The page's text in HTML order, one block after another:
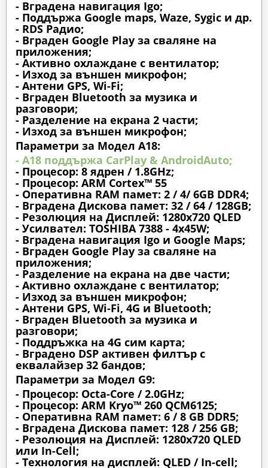
- Вградена навигация Igo;
- Поддържа Google maps, Waze, Sygic и др.
- RDS Радио;
- Вграден Google Play за сваляне на
приложения;
- Активно охлаждане с вентилатор;
- Изход за външен микрофон;
- Антени GPS, Wi-Fi;
- Вграден Bluetooth за музика и
разговори;
- Разделение на екрана 2 части;
- Изход за външен микрофон;
Параметри за Модел A18:
- A18 поддържа CarPlay & AndroidAuto;
- Процесор: 8 ядрен / 1.8GHz;
- Процесор: ARM Cortex™ 55
- Оперативна RAM памет: 2 / 4/ 6GB DDR4;
- Вградена Дискова памет: 32 / 64 / 128GB;
- Резолюция на Дисплей: 1280х720 QLED
- Усилвател: TOSHIBA 7388 - 4x45W;
- Вградена навигация Igo и Google Maps;
- Вграден Google Play за сваляне на
приложения;
- Разделение на екрана на две части;
- Активно охлаждане с вентилатор;
- Изход за външен микрофон;
- Антени GPS, Wi-Fi, 4G и Bluetooth;
- Вграден Bluetooth за музика и
разговори;
- Поддръжка на 4G сим карта;
- Вградено DSP активен филтър с
еквалайзер 32 бандов;
Параметри за Модел G9:
- Процесор: Octa-Core / 2.0GHz;
- Процесор: ARM Kryo™ 260 QCM6125;
- Оперативна RAM памет: 6 / 8 GB DDR5;
- Вградена Дискова памет: 128 / 256 GB;
- Резолюция на Дисплей: 1280х720 QLED
или In-Cell;
- Технология на дисплей: QLED / In-cell;